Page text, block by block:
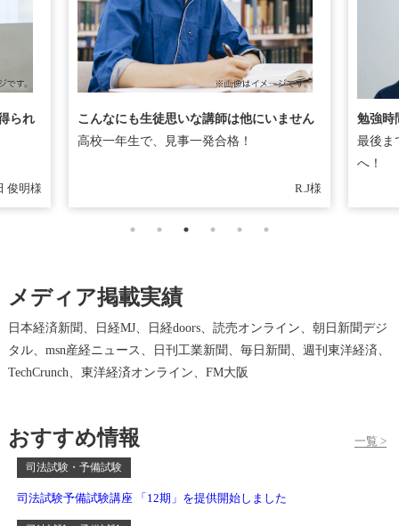
られ
俊明様
こんなにも生徒思いな講師は他にいません
高校一年生で、見事一発合格！
R.J様
勉強時
最後ま
へ！
メディア掲載実績
日本経済新聞、日経MJ、日経doors、読売オンライン、朝日新聞デジ
タル、msn産経ニュース、日刊工業新聞、毎日新聞、週刊東洋経済、
TechCrunch、東洋経済オンライン、FM大阪
おすすめ情報 一覧 >
司法試験・予備試験
司法試験予備試験講座 「12期」を提供開始しました